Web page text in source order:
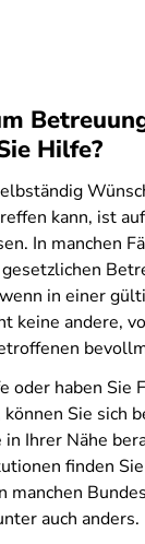
Hilfe?
kann, ist
In manchen
in einer
keine andere,
oder haben Sie
Sie sich
Ihrer Nähe
finden
manchen
auch anders.